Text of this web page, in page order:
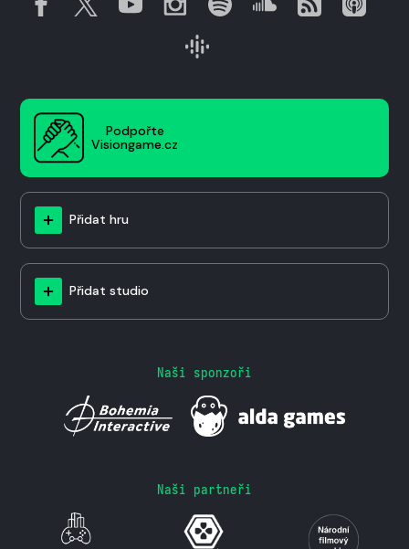
Podpořte
Visiongame.cz
Přidat hru
Přidat studio
Naši sponzoři
Naši partneři